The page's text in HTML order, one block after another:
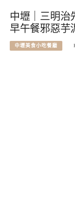
中壢｜三明治
早午餐邪惡芋
中壢美食小吃餐廳